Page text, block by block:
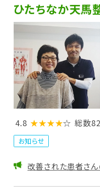
ひたちなか天馬
4.8 ★★★★☆ 総数82
お知らせ
改善された患者さ